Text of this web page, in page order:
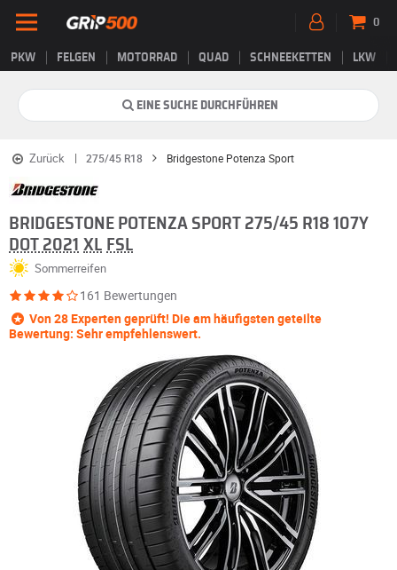
PKW FELGEN MOTORRAD QUAD SCHNEEKETTEN LKW
0
EINE SUCHE DURCHFÜHREN
Zurück 275/45 R18 Bridgestone Potenza Sport
BRIDGESTONE POTENZA SPORT 275/45 R18 107Y
DOT 2021 XL FSL
Sommerreifen
161 Bewertungen
Von 28 Experten geprüft! Die am häufigsten geteilte
Bewertung: Sehr empfehlenswert.